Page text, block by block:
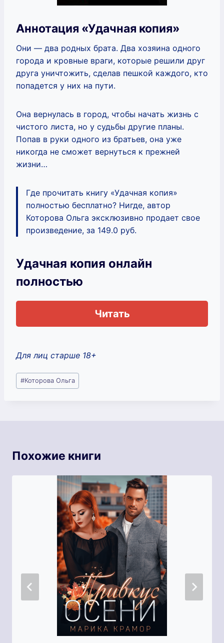
Аннотация «Удачная копия»
Они — два родных брата. Два хозяина одного
города и кровные враги, которые решили друг
друга уничтожить, сделав пешкой каждого, кто
попадется у них на пути.
Она вернулась в город, чтобы начать жизнь с
чистого листа, но у судьбы другие планы.
Попав в руки одного из братьев, она уже
никогда не сможет вернуться к прежней
жизни…
Где прочитать книгу «Удачная копия»
полностью бесплатно? Нигде, автор
Которова Ольга эксклюзивно продает свое
произведение, за 149.0 руб.
Удачная копия онлайн
полностью
Читать
Для лиц старше 18+
Метки
записи:
#Которова Ольга
Похожие книги